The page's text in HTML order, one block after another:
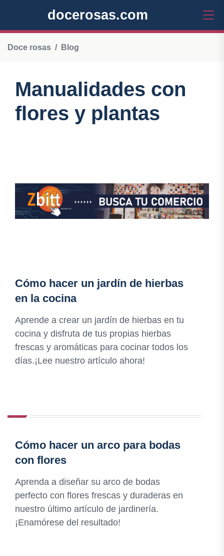
docerosas.com
Doce rosas Blog
Manualidades con
flores y plantas
Cómo hacer un jardín de hierbas
en la cocina
Aprende a crear un jardín de hierbas en tu
cocina y disfruta de tus propias hierbas
frescas y aromáticas para cocinar todos los
días.¡Lee nuestro artículo ahora!
Cómo hacer un arco para bodas
con flores
Aprenda a diseñar su arco de bodas
perfecto con flores frescas y duraderas en
nuestro último artículo de jardinería.
¡Enamórese del resultado!